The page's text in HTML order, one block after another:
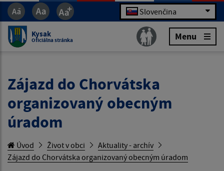
Slovenčina
Kysak
Oficiálna stránka Menu
Zájazd do Chorvátska
organizovaný obecným
úradom
Úvod Život v obci
Aktuality - archív
Zájazd do Chorvátska organizovaný obecným úradom